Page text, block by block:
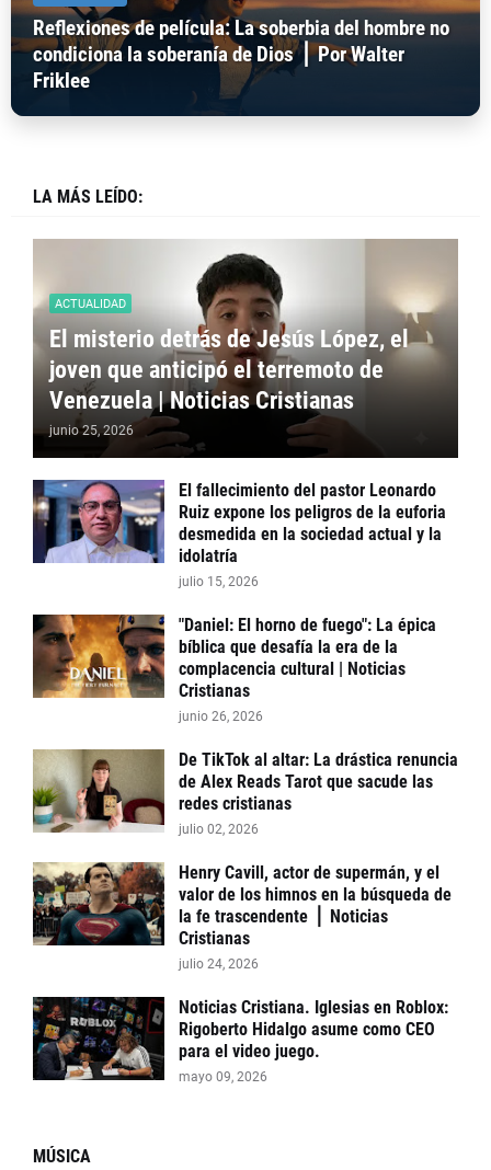
Reflexiones de película: La soberbia del hombre no
condiciona la soberanía de Dios ⎪ Por Walter
Friklee
LA MÁS LEÍDO:
ACTUALIDAD
El misterio detrás de Jesús López, el
joven que anticipó el terremoto de
Venezuela | Noticias Cristianas
junio 25, 2026
El fallecimiento del pastor Leonardo
Ruiz expone los peligros de la euforia
desmedida en la sociedad actual y la
idolatría
julio 15, 2026
"Daniel: El horno de fuego": La épica
bíblica que desafía la era de la
complacencia cultural | Noticias
Cristianas
junio 26, 2026
De TikTok al altar: La drástica renuncia
de Alex Reads Tarot que sacude las
redes cristianas
julio 02, 2026
Henry Cavill, actor de supermán, y el
valor de los himnos en la búsqueda de
la fe trascendente ⎪ Noticias
Cristianas
julio 24, 2026
Noticias Cristiana. Iglesias en Roblox:
Rigoberto Hidalgo asume como CEO
para el video juego.
mayo 09, 2026
MÚSICA